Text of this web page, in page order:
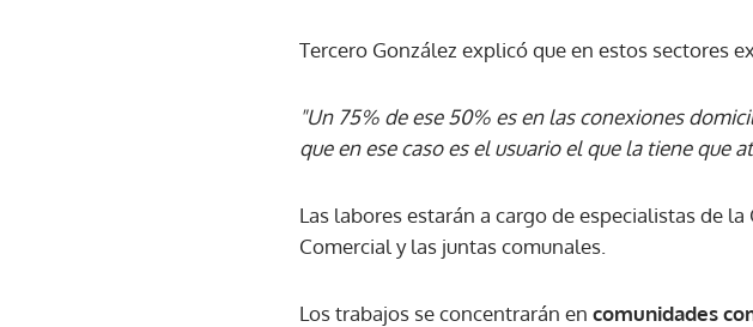
Tercero González explicó que en estos sectores
"Un 75% de ese 50% es en las conexiones
que en ese caso es el usuario el que la tiene que
Las labores estarán a cargo de especialistas de
Comercial y las juntas comunales.
Los trabajos se concentrarán en comunidades